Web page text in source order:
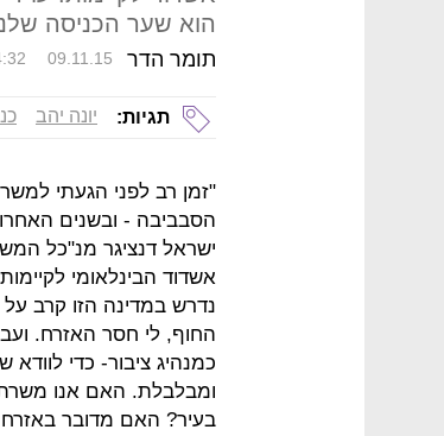
הוא שער הכניסה
תומר הדר 09.11.15
תגיות: יונה יהב
"זמן רב לפני הגעתי
הסבביבה - ובשנים
ישראל דנציגר מנ"כל
אשדוד הבינלאומי
נדרש במדינה הזו קרב
החוף, לי חסר האזרח.
כמנהיג ציבור- כדי
ומבלבלת. האם אנו
בעיר? האם מדובר